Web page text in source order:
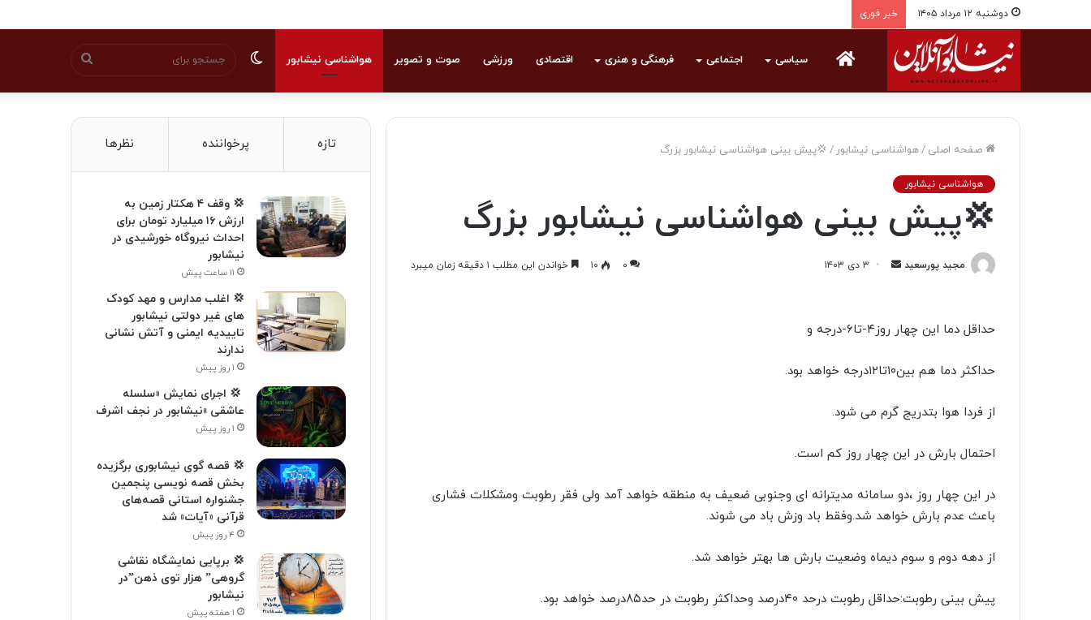
دوشنبه ۱۲ مرداد ۱۴۰۵ خبر فوری
سیاسی اجتماعی فرهنگی و هنری اقتصادی ورزشی صوت و تصویر هواشناسی نیشابور
برای
تغییر
صفحه اصلی /هواشناسی نیشابور / 💢پیش بینی هواشناسی نیشابور بزرگ
هواشناسی نیشابور
💢پیش بینی هواشناسی نیشابور بزرگ
مجید پورسعید
ی
ی
۳ دی ۱۴۰۳ ۰ ۱۰ خواندن این مطلب ۱ دقیقه زمان میبرد
حداقل دما این چهار روز۴-تا۶-درجه و
حداکثر دما هم بین۱۰تا۱۲درجه خواهد بود.
از فردا هوا بتدریج گرم می شود.
احتمال بارش در این چهار روز کم است.
در این چهار روز ،دو سامانه مدیترانه ای وجنوبی ضعیف به منطقه خواهد آمد ولی فقر رطوبت ومشکلات فشاری
باعث عدم بارش خواهد شد.وفقط باد وزش باد می شوند.
از دهه دوم و سوم دیماه وضعیت بارش ها بهتر خواهد شد.
پیش بینی رطوبت:حداقل رطوبت درحد ۴۰درصد وحداکثر رطوبت در حد۸۵درصد خواهد بود.
تازه پرخواننده نظرها
💢 وقف ۴ هکتار زمین به
ارزش ۱۶ میلیارد تومان برای
احداث نیروگاه خورشیدی در
نیشابور
۱۱ ساعت پیش
💢 اغلب مدارس و مهد کودک
های غیر دولتی نیشابور
تاییدیه ایمنی و آتش نشانی
ندارند
۱ روز پیش
‍ 💢 اجرای نمایش «سلسله
عاشقی »نیشابور در نجف اشرف
۱ روز پیش
💢 قصه گوی نیشابوری برگزیده
بخش قصه نویسی پنجمین
جشنواره استانی قصه‌های
قرآنی «آیات» شد
۴ روز پیش
💢 برپایی نمایشگاه نقاشی
گروهی” هزار توی ذهن”در
نیشابور
۱ هفته پیش